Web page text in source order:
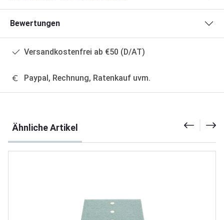
Bewertungen
Versandkostenfrei ab €50 (D/AT)
Paypal, Rechnung, Ratenkauf uvm.
Ähnliche Artikel